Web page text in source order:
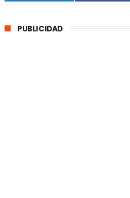
PUBLICIDAD